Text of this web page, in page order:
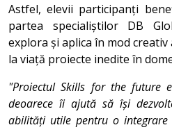
Astfel, elevii participanți
partea specialiștilor DB
explora și aplica în mod creativ
la viață proiecte inedite în
"Proiectul Skills for the future
deoarece îi ajută să își
abilități utile pentru o